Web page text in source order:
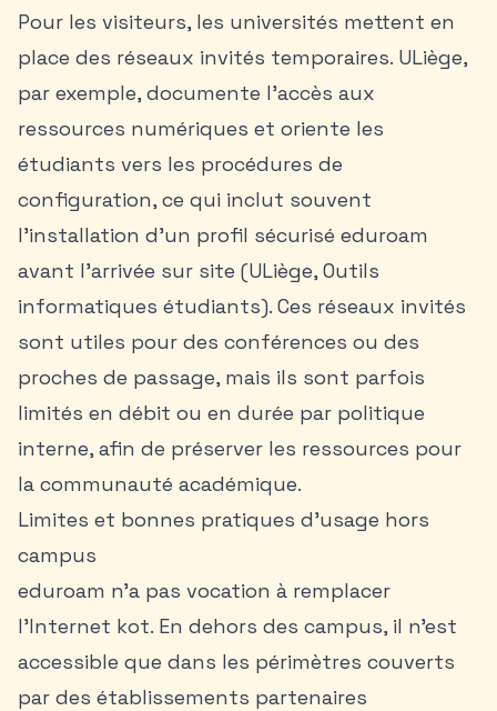
Pour les visiteurs, les universités mettent en
place des réseaux invités temporaires. ULiège,
par exemple, documente l’accès aux
ressources numériques et oriente les
étudiants vers les procédures de
configuration, ce qui inclut souvent
l’installation d’un profil sécurisé eduroam
avant l’arrivée sur site (ULiège, Outils
informatiques étudiants). Ces réseaux invités
sont utiles pour des conférences ou des
proches de passage, mais ils sont parfois
limités en débit ou en durée par politique
interne, afin de préserver les ressources pour
la communauté académique.
Limites et bonnes pratiques d’usage hors
campus
eduroam n’a pas vocation à remplacer
l’Internet kot. En dehors des campus, il n’est
accessible que dans les périmètres couverts
par des établissements partenaires